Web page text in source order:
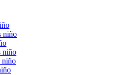
niño
niño
niño